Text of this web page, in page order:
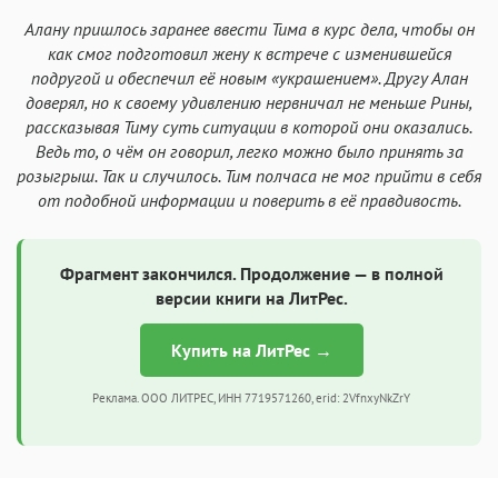
Алану пришлось заранее ввести Тима в курс дела, чтобы он
как смог подготовил жену к встрече с изменившейся
подругой и обеспечил её новым «украшением». Другу Алан
доверял, но к своему удивлению нервничал не меньше Рины,
рассказывая Тиму суть ситуации в которой они оказались.
Ведь то, о чём он говорил, легко можно было принять за
розыгрыш. Так и случилось. Тим полчаса не мог прийти в себя
от подобной информации и поверить в её правдивость.
Фрагмент закончился. Продолжение — в полной
версии книги на ЛитРес.
Купить на ЛитРес →
Реклама. ООО ЛИТРЕС, ИНН 7719571260, erid: 2VfnxyNkZrY